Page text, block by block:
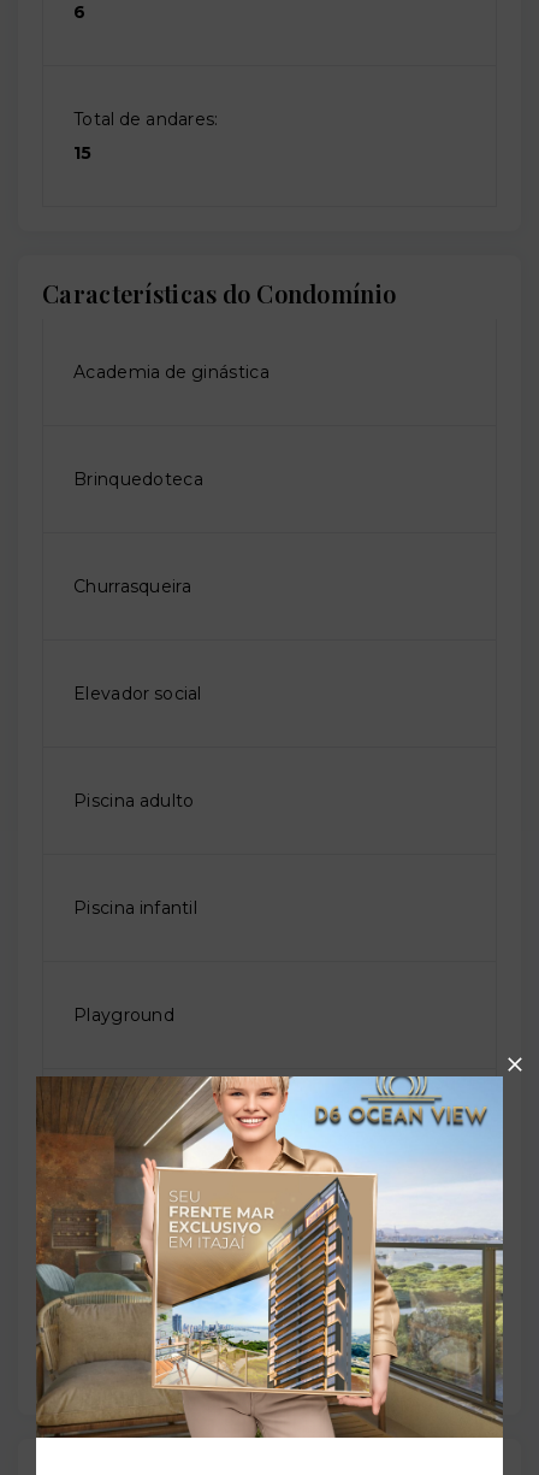
6
Total de andares:
15
Características do Condomínio
Academia de ginástica
Brinquedoteca
Churrasqueira
Elevador social
Piscina adulto
Piscina infantil
Playground
Quadra poliesportiva
Sala de jogos
Salão de festas